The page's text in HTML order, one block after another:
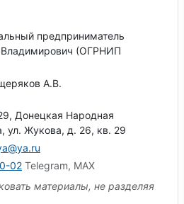
предприниматель
(ОГРНИП
А.В.
Донецкая Народная
ул. Жукова, д. 26, кв. 29
02 Telegram, MAX
материалы, не разделяя